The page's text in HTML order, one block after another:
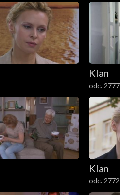
Klan
odc. 2777
Klan
odc. 2772